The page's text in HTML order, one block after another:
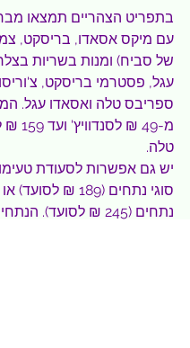
בתפריט הצהריים תמצאו
עם מיקס אסאדו, בריסקט,
של סביח) ומנות בשריות
עגל, פסטרמי בריסקט,
ספריבס טלה ואסאדו עגל.
מ-49 ₪
טלה.
נתחים (245 ₪ לסועד).